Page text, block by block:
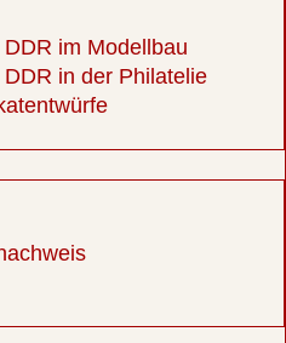
im Modellbau
in der Philatelie